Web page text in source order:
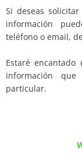
Si deseas
información
teléfono o email,
Estaré
información
particular.